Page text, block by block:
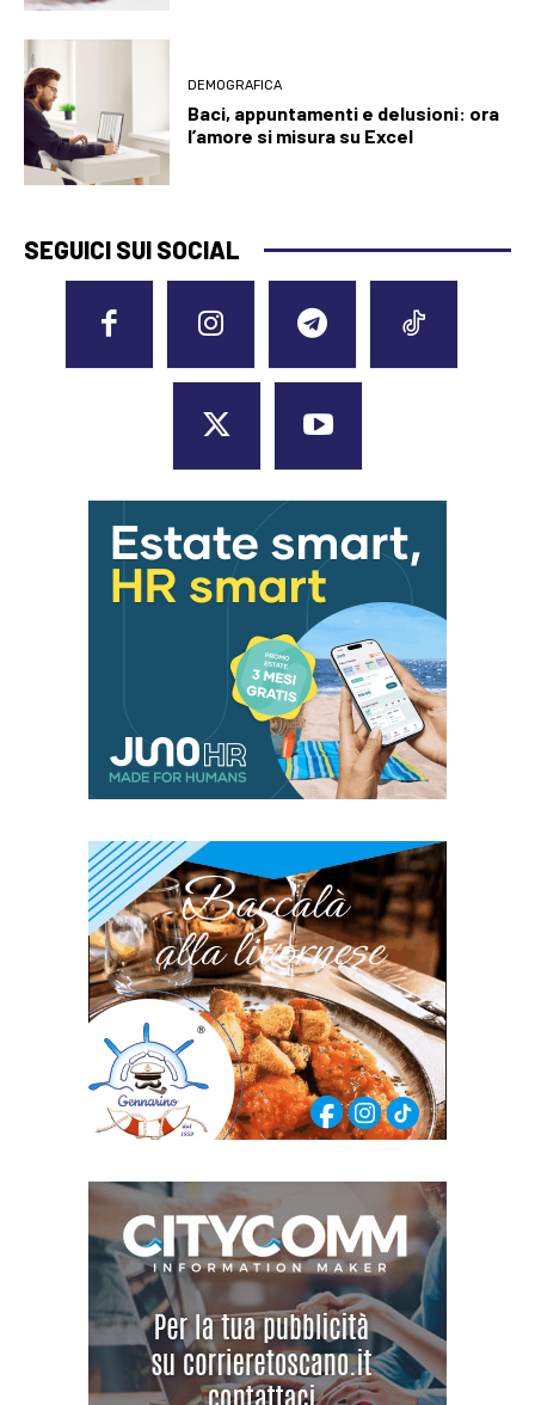
DEMOGRAFICA
Baci, appuntamenti e delusioni: ora
l’amore si misura su Excel
SEGUICI SUI SOCIAL